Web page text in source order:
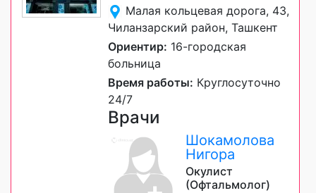
Малая кольцевая дорога, 43,
Чиланзарский район, Ташкент
Ориентир: 16-городская
больница
Время работы: Круглосуточно
24/7
Врачи
Шокамолова
Нигора
Окулист
(Офтальмолог)